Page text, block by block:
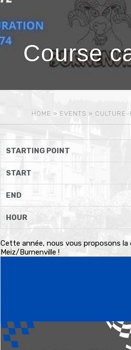
Course
HOME » EVENTS » CULTURE-
STARTING POINT
START
END
HOUR
Cette année, nous vous proposons
Meiz/Burnenville !